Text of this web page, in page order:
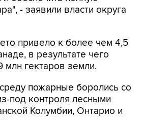
привело к более чем 4,5
млн гектаров земли.
пожарные боролись со
Колумбии, Онтарио и